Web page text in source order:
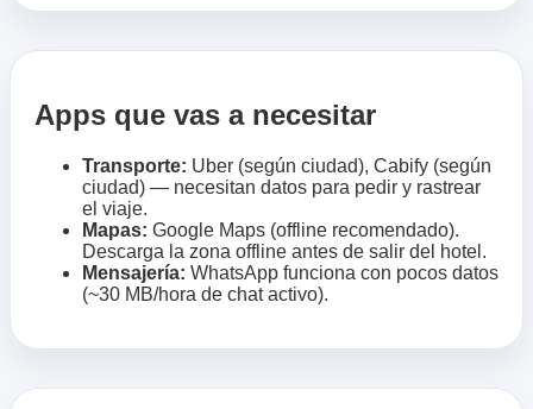
Apps que vas a necesitar
Transporte: Uber (según ciudad), Cabify (según
ciudad) — necesitan datos para pedir y rastrear
el viaje.
Mapas: Google Maps (offline recomendado).
Descarga la zona offline antes de salir del hotel.
Mensajería: WhatsApp funciona con pocos datos
(~30 MB/hora de chat activo).